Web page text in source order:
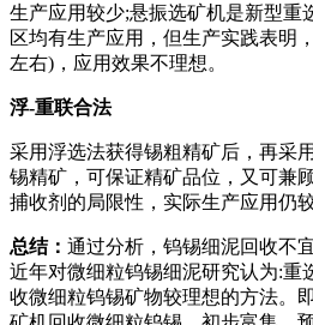
生产应用较少;悬振选矿机是新型重
区均有生产应用，但生产实践表明
左右)，应用效果不理想。
浮-重联合法
采用浮选法获得锡粗精矿后，再采
锡精矿，可保证精矿品位，又可兼
捕收剂的局限性，实际生产应用仍较
总结： 通过分析，钨锡细泥回收不
近年对微细粒钨锡细泥研究认为:重
收微细粒钨锡矿物较理想的方法。